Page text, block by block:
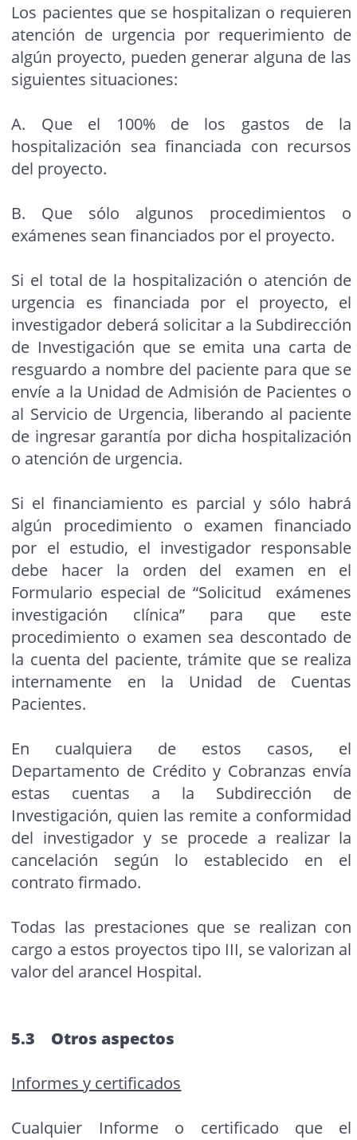
Los pacientes que se hospitalizan o requieren
atención de urgencia por requerimiento de
algún proyecto, pueden generar alguna de las
siguientes situaciones:
A. Que el 100% de los gastos de la
hospitalización sea financiada con recursos
del proyecto.
B. Que sólo algunos procedimientos o
exámenes sean financiados por el proyecto.
Si el total de la hospitalización o atención de
urgencia es financiada por el proyecto, el
investigador deberá solicitar a la Subdirección
de Investigación que se emita una carta de
resguardo a nombre del paciente para que se
envíe a la Unidad de Admisión de Pacientes o
al Servicio de Urgencia, liberando al paciente
de ingresar garantía por dicha hospitalización
o atención de urgencia.
Si el financiamiento es parcial y sólo habrá
algún procedimiento o examen financiado
por el estudio, el investigador responsable
debe hacer la orden del examen en el
Formulario especial de “Solicitud exámenes
investigación clínica” para que este
procedimiento o examen sea descontado de
la cuenta del paciente, trámite que se realiza
internamente en la Unidad de Cuentas
Pacientes.
En cualquiera de estos casos, el
Departamento de Crédito y Cobranzas envía
estas cuentas a la Subdirección de
Investigación, quien las remite a conformidad
del investigador y se procede a realizar la
cancelación según lo establecido en el
contrato firmado.
Todas las prestaciones que se realizan con
cargo a estos proyectos tipo III, se valorizan al
valor del arancel Hospital.
5.3 Otros aspectos
Informes y certificados
Cualquier Informe o certificado que el